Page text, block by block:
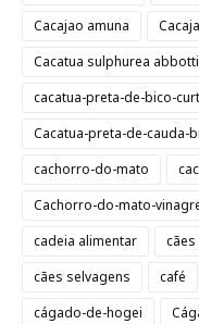
Cacajao amuna
Cacatua sulphurea abbotti
cacatua-preta-de-bico-
Cacatua-preta-de-cauda-
cachorro-do-mato
Cachorro-do-mato-
cadeia alimentar
cães
cães selvagens
café
cágado-de-hogei